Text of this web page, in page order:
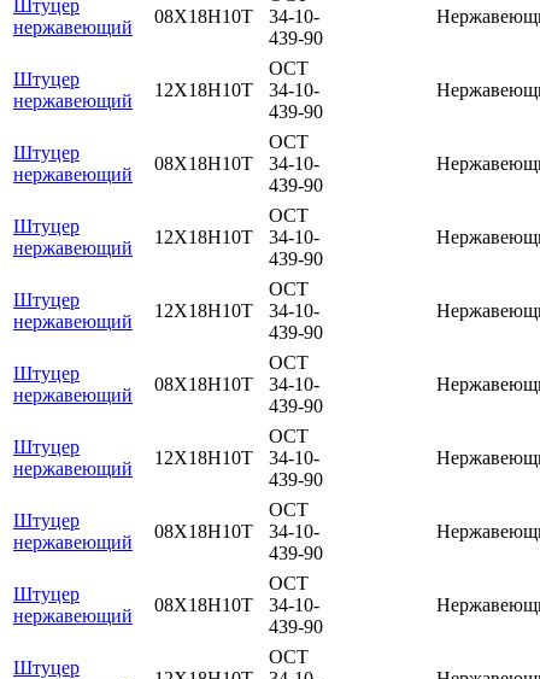
Штуцер
нержавеющий
08Х18Н10Т
34-10-
439-90
Штуцер
нержавеющий
12Х18Н10Т
ОСТ
34-10-
439-90
Штуцер
нержавеющий
08Х18Н10Т
ОСТ
34-10-
439-90
Штуцер
нержавеющий
12Х18Н10Т
ОСТ
34-10-
439-90
Штуцер
нержавеющий
12Х18Н10Т
ОСТ
34-10-
439-90
Штуцер
нержавеющий
08Х18Н10Т
ОСТ
34-10-
439-90
Штуцер
нержавеющий
12Х18Н10Т
ОСТ
34-10-
439-90
Штуцер
нержавеющий
08Х18Н10Т
ОСТ
34-10-
439-90
Штуцер
нержавеющий
08Х18Н10Т
ОСТ
34-10-
439-90
Штуцер
ОСТ